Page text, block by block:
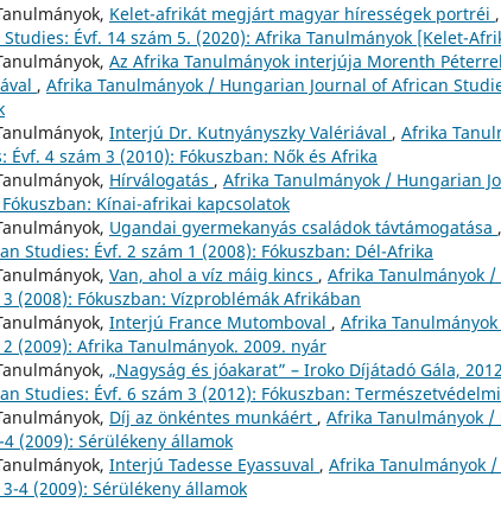
Kelet-afrikát megjárt magyar hírességek portréi ,
Évf. 14 szám 5. (2020): Afrika Tanulmányok [Kelet-
Az Afrika Tanulmányok interjúja Morenth
, Afrika Tanulmányok / Hungarian Journal of African
Interjú Dr. Kutnyányszky Valériával , Afrika
Évf. 4 szám 3 (2010): Fókuszban: Nők és Afrika
Hírválogatás , Afrika Tanulmányok / Hungarian
Kínai-afrikai kapcsolatok
Ugandai gyermekanyás családok távtámogatása ,
Studies: Évf. 2 szám 1 (2008): Fókuszban: Dél-Afrika
Van, ahol a víz máig kincs , Afrika Tanulmányok
3 (2008): Fókuszban: Vízproblémák Afrikában
Interjú France Mutomboval , Afrika
(2009): Afrika Tanulmányok. 2009. nyár
„Nagyság és jóakarat” – Iroko Díjátadó Gála, 2012
Studies: Évf. 6 szám 3 (2012): Fókuszban:
Díj az önkéntes munkáért , Afrika Tanulmányok
4 (2009): Sérülékeny államok
Interjú Tadesse Eyassuval , Afrika Tanulmányok
4 (2009): Sérülékeny államok